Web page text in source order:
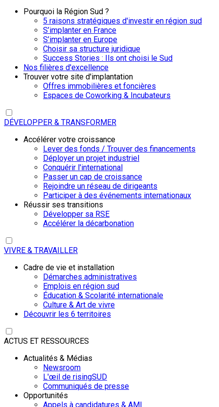
Pourquoi la Région Sud ?
5 raisons stratégiques d'investir en région sud
S’implanter en France
S’implanter en Europe
Choisir sa structure juridique
Success Stories : Ils ont choisi le Sud
Nos filières d'excellence
Trouver votre site d'implantation
Offres immobilières et foncières
Espaces de Coworking & Incubateurs
DÉVELOPPER & TRANSFORMER
Accélérer votre croissance
Lever des fonds / Trouver des financements
Déployer un projet industriel
Conquérir l'international
Passer un cap de croissance
Rejoindre un réseau de dirigeants
Participer à des événements internationaux
Réussir ses transitions
Développer sa RSE
Accélérer la décarbonation
VIVRE & TRAVAILLER
Cadre de vie et installation
Démarches administratives
Emplois en région sud
Éducation & Scolarité internationale
Culture & Art de vivre
Découvrir les 6 territoires
ACTUS ET RESSOURCES
Actualités & Médias
Newsroom
L'œil de risingSUD
Communiqués de presse
Opportunités
Appels à candidatures & AMI